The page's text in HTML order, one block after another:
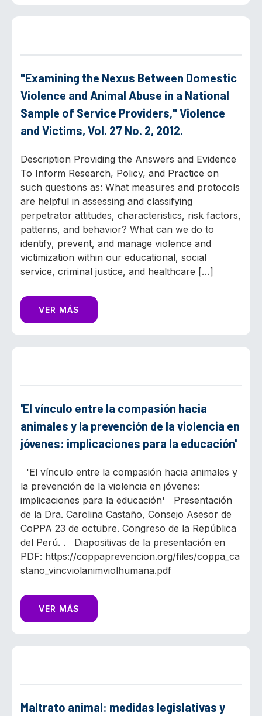
"Examining the Nexus Between Domestic
Violence and Animal Abuse in a National
Sample of Service Providers," Violence
and Victims, Vol. 27 No. 2, 2012.
Description Providing the Answers and Evidence
To Inform Research, Policy, and Practice on
such questions as: What measures and protocols
are helpful in assessing and classifying
perpetrator attitudes, characteristics, risk factors,
patterns, and behavior? What can we do to
identify, prevent, and manage violence and
victimization within our educational, social
service, criminal justice, and healthcare […]
VER MÁS
'El vínculo entre la compasión hacia
animales y la prevención de la violencia en
jóvenes: implicaciones para la educación'
'El vínculo entre la compasión hacia animales y
la prevención de la violencia en jóvenes:
implicaciones para la educación' Presentación
de la Dra. Carolina Castaño, Consejo Asesor de
CoPPA 23 de octubre. Congreso de la República
del Perú. . Diapositivas de la presentación en
PDF: https://coppaprevencion.org/files/coppa_ca
stano_vincviolanimviolhumana.pdf
VER MÁS
Maltrato animal: medidas legislativas y